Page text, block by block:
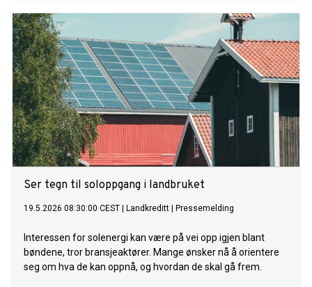
Ser tegn til soloppgang i landbruket
19.5.2026 08:30:00 CEST Landkreditt Pressemelding
Interessen for solenergi kan være på vei opp igjen blant
bøndene, tror bransjeaktører. Mange ønsker nå å orientere
seg om hva de kan oppnå, og hvordan de skal gå frem.